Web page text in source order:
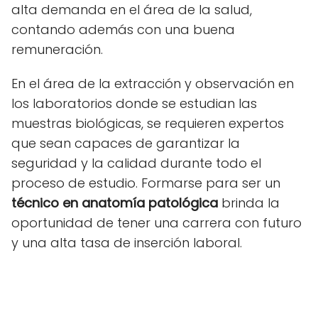
alta demanda en el área de la salud,
contando además con una buena
remuneración.
En el área de la extracción y observación en
los laboratorios donde se estudian las
muestras biológicas, se requieren expertos
que sean capaces de garantizar la
seguridad y la calidad durante todo el
proceso de estudio. Formarse para ser un
técnico en anatomía patológica brinda la
oportunidad de tener una carrera con futuro
y una alta tasa de inserción laboral.